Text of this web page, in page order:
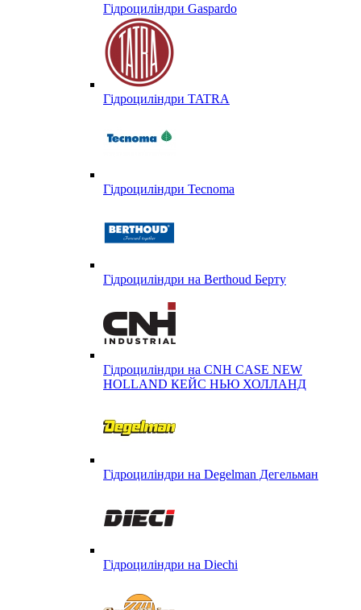
Гідроциліндри Gaspardo
Гідроциліндри TATRA
Гідроциліндри Tecnoma
Гідроциліндри на Berthoud Берту
Гідроциліндри на CNH CASE NEW
HOLLAND КЕЙС НЬЮ ХОЛЛАНД
Гідроциліндри на Degelman Дегельман
Гідроциліндри на Diechi